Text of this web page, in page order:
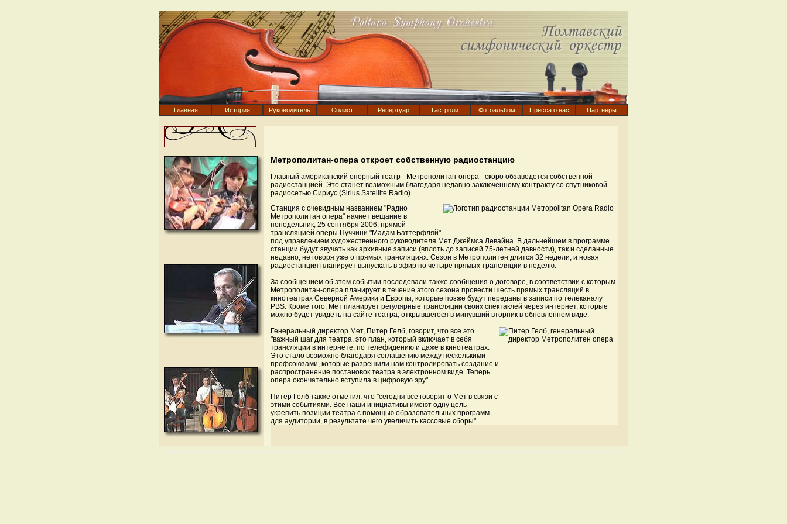
Главная История Руководитель Солист Репертуар Гастроли Фотоальбом Пресса о нас Партнеры
Метрополитан-опера откроет собственную радиостанцию
Главный американский оперный театр - Метрополитан-опера - скоро обзаведется собственной
радиостанцией. Это станет возможным благодаря недавно заключенному контракту со спутниковой
радиосетью Сириус (Sirius Satellite Radio).
Станция с очевидным названием "Радио
Метрополитан опера" начнет вещание в
понедельник, 25 сентября 2006, прямой
трансляцией оперы Пуччини "Мадам Баттерфляй"
под управлением художественного руководителя Мет Джеймса Левайна. В дальнейшем в программе
станции будут звучать как архивные записи (вплоть до записей 75-летней давности), так и сделанные
недавно, не говоря уже о прямых трансляциях. Сезон в Метрополитен длится 32 недели, и новая
радиостанция планирует выпускать в эфир по четыре прямых трансляции в неделю.
За сообщением об этом событии последовали также сообщения о договоре, в соответствии с которым
Метрополитан-опера планирует в течение этого сезона провести шесть прямых трансляций в
кинотеатрах Северной Америки и Европы, которые позже будут переданы в записи по телеканалу
PBS. Кроме того, Мет планирует регулярные трансляции своих спектаклей через интернет, которые
можно будет увидеть на сайте театра, открывшегося в минувший вторник в обновленном виде.
Генеральный директор Мет, Питер Гелб, говорит, что все это
"важный шаг для театра, это план, который включает в себя
трансляции в интернете, по телефидению и даже в кинотеатрах.
Это стало возможно благодаря соглашению между несколькими
профсоюзами, которые разрешили нам контролировать создание и
распространение постановок театра в электронном виде. Теперь
опера окончательно вступила в цифровую эру".
Питер Гелб также отметил, что "сегодня все говорят о Мет в связи с
этими событиями. Все наши инициативы имеют одну цель -
укрепить позиции театра с помощью образовательных программ
для аудитории, в результате чего увеличить кассовые сборы".